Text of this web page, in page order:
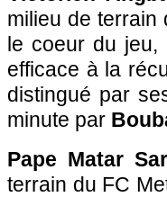
milieu de terrain
le coeur du
efficace à la
distingué par
minute par
Pape Matar
terrain du FC